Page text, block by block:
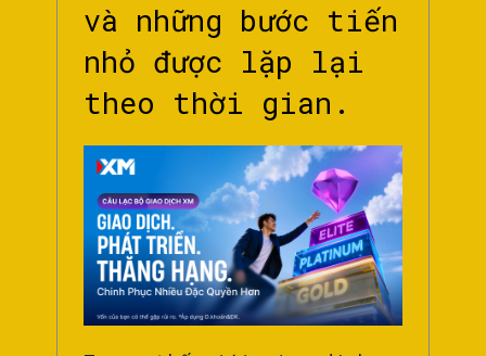
và những bước tiến
nhỏ được lặp lại
theo thời gian.